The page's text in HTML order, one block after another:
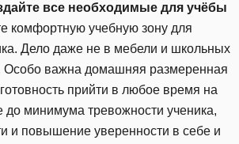
все необходимые для учёбы
комфортную учебную зону для
Дело даже не в мебели и школьных
Особо важна домашняя размеренная
прийти в любое время на
минимума тревожности ученика,
и повышение уверенности в себе и